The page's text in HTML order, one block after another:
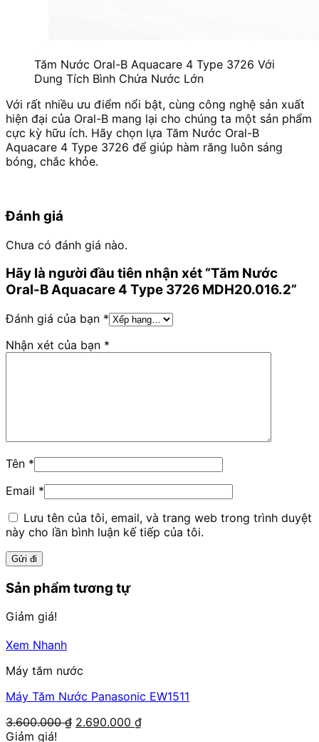
Tăm Nước Oral-B Aquacare 4 Type 3726 Với
Dung Tích Bình Chứa Nước Lớn
Với rất nhiều ưu điểm nổi bật, cùng công nghệ sản xuất
hiện đại của Oral-B mang lại cho chúng ta một sản phẩm
cực kỳ hữu ích. Hãy chọn lựa Tăm Nước Oral-B
Aquacare 4 Type 3726 để giúp hàm răng luôn sáng
bóng, chắc khỏe.
Đánh giá
Chưa có đánh giá nào.
Hãy là người đầu tiên nhận xét “Tăm Nước
Oral-B Aquacare 4 Type 3726 MDH20.016.2”
Đánh giá của bạn *
Nhận xét của bạn *
Tên *
Email *
Lưu tên của tôi, email, và trang web trong trình duyệt
này cho lần bình luận kế tiếp của tôi.
Sản phẩm tương tự
Giảm giá!
Xem Nhanh
Máy tăm nước
Máy Tăm Nước Panasonic EW1511
3.600.000₫ Giá
2.690.000 ₫Giá
Giảm giá!